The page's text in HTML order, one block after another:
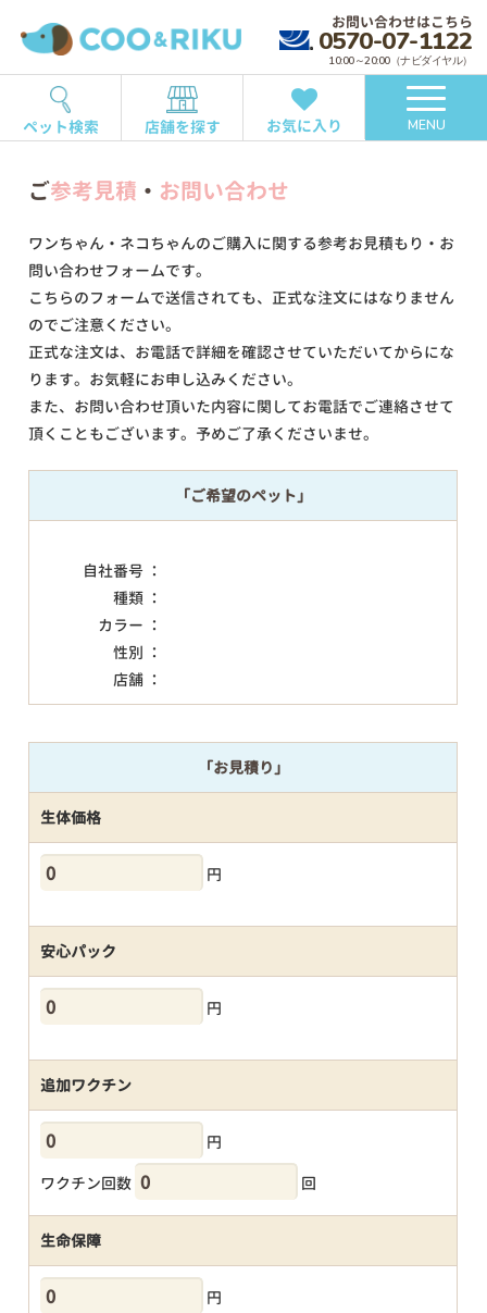
お問い合わせはこちら
0570-07-1122
10:00～20:00（ナビダイヤル）
ペット検索 店舗を探す お気に入り MENU
ご参考見積 ・ お問い合わせ
ワンちゃん・ネコちゃんのご購入に関する参考お見積もり・お
問い合わせフォームです。
こちらのフォームで送信されても、正式な注文にはなりません
のでご注意ください。
正式な注文は、お電話で詳細を確認させていただいてからにな
ります。お気軽にお申し込みください。
また、お問い合わせ頂いた内容に関してお電話でご連絡させて
頂くこともございます。予めご了承くださいませ。
「ご希望のペット」
自社番号 ：
種類 ：
カラー ：
性別 ：
店舗 ：
「お見積り」
生体価格
円
安心パック
円
追加ワクチン
円
ワクチン回数
回
生命保障
円